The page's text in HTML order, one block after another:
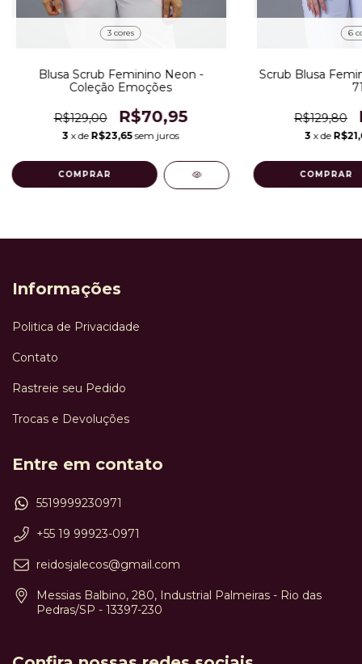
3 cores
Blusa Scrub Feminino Neon -
Coleção Emoções
R$129,00 R$70,95
3 x de R$23,65 sem juros
COMPRAR
6
Scrub Blusa
R$129,80
3 x de
COMPRAR
Informações
Politica de Privacidade
Contato
Rastreie seu Pedido
Trocas e Devoluções
Entre em contato
5519999230971
+55 19 99923-0971
reidosjalecos@gmail.com
Messias Balbino, 280, Industrial Palmeiras - Rio das
Pedras/SP - 13397-230